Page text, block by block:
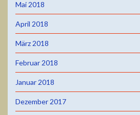
Mai 2018
April 2018
März 2018
Februar 2018
Januar 2018
Dezember 2017